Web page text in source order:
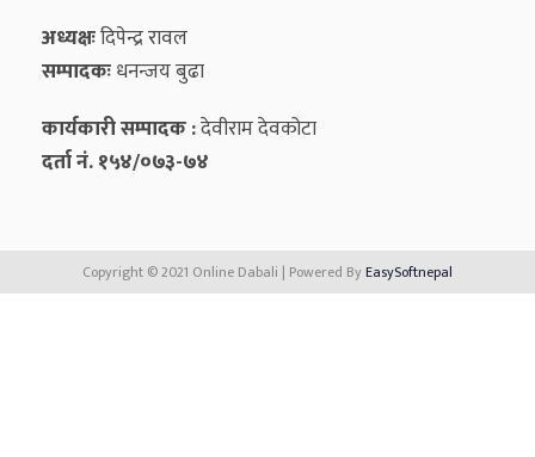
अध्यक्षःदिपेन्द्र रावल
सम्पादकःधनन्‍जय बुढा
कार्यकारी सम्पादक :देवीराम देवकोटा
दर्ता नं. १५४/०७३-७४
Copyright © 2021 Online Dabali | Powered ByEasySoftnepal